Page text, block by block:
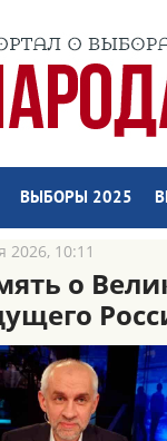
ВЫБОРЫ 2025
2026, 10:11
о